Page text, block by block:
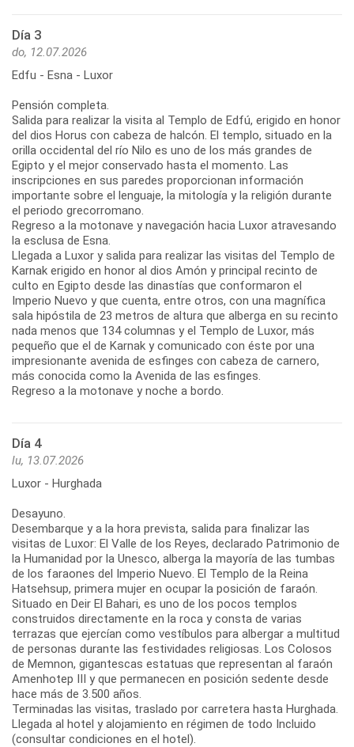
Día 3
do, 12.07.2026
Edfu - Esna - Luxor
Pensión completa.
Salida para realizar la visita al Templo de Edfú, erigido en honor
del dios Horus con cabeza de halcón. El templo, situado en la
orilla occidental del río Nilo es uno de los más grandes de
Egipto y el mejor conservado hasta el momento. Las
inscripciones en sus paredes proporcionan información
importante sobre el lenguaje, la mitología y la religión durante
el periodo grecorromano.
Regreso a la motonave y navegación hacia Luxor atravesando
la esclusa de Esna.
Llegada a Luxor y salida para realizar las visitas del Templo de
Karnak erigido en honor al dios Amón y principal recinto de
culto en Egipto desde las dinastías que conformaron el
Imperio Nuevo y que cuenta, entre otros, con una magnífica
sala hipóstila de 23 metros de altura que alberga en su recinto
nada menos que 134 columnas y el Templo de Luxor, más
pequeño que el de Karnak y comunicado con éste por una
impresionante avenida de esfinges con cabeza de carnero,
más conocida como la Avenida de las esfinges.
Regreso a la motonave y noche a bordo.
Día 4
lu, 13.07.2026
Luxor - Hurghada
Desayuno.
Desembarque y a la hora prevista, salida para finalizar las
visitas de Luxor: El Valle de los Reyes, declarado Patrimonio de
la Humanidad por la Unesco, alberga la mayoría de las tumbas
de los faraones del Imperio Nuevo. El Templo de la Reina
Hatsehsup, primera mujer en ocupar la posición de faraón.
Situado en Deir El Bahari, es uno de los pocos templos
construidos directamente en la roca y consta de varias
terrazas que ejercían como vestíbulos para albergar a multitud
de personas durante las festividades religiosas. Los Colosos
de Memnon, gigantescas estatuas que representan al faraón
Amenhotep III y que permanecen en posición sedente desde
hace más de 3.500 años.
Terminadas las visitas, traslado por carretera hasta Hurghada.
Llegada al hotel y alojamiento en régimen de todo Incluido
(consultar condiciones en el hotel).